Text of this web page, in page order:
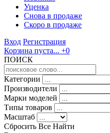
Уценка
Снова в продаже
Скоро в продаже
Вход Регистрация
Корзина пуста... +0
ПОИСК
Категории
Производители
Марки моделей
Типы товаров
Масштаб
Сбросить Все Найти